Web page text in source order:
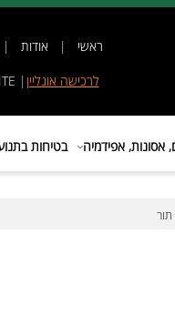
|אודות |תקנון
לרכישהאונליין|
SITE
אפידמיה בטיחות בתנועה